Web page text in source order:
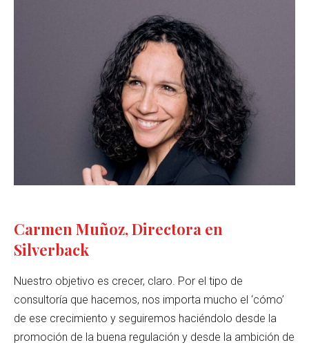
Carmen Muñoz, Directora en
Silverback
Nuestro objetivo es crecer, claro. Por el tipo de
consultoría que hacemos, nos importa mucho el ‘cómo’
de ese crecimiento y seguiremos haciéndolo desde la
promoción de la buena regulación y desde la ambición de